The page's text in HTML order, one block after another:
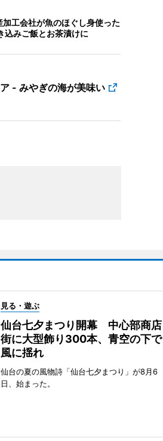
加工会社が魚のほぐし身使った
込みご飯とお茶漬けに
- みやぎの海が美味い
見る・遊ぶ
仙台七夕まつり開幕 中心部商店
街に大型飾り300本、青空の下で
風に揺れ
仙台の夏の風物詩「仙台七夕まつり」が8月6
日、始まった。